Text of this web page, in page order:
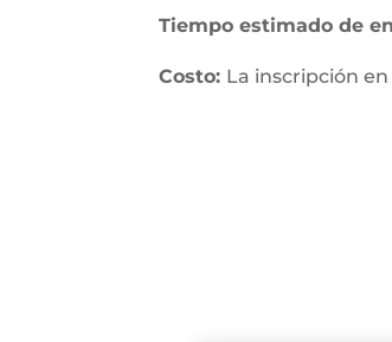
Tiempo estimado de
Costo: La inscripción